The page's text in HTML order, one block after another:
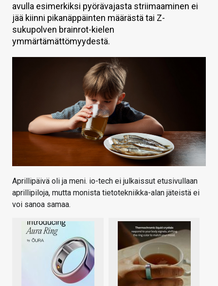
HINTA.FI
KAUPPA
VAIHDA TEEMA
avulla esimerkiksi pyörävajasta striimaaminen ei
jää kiinni pikanäppäinten määrästä tai Z-
sukupolven brainrot-kielen
ymmärtämättömyydestä.
Aprillipäivä oli ja meni. io-tech ei julkaissut etusivullaan
aprillipiloja, mutta monista tietotekniikka-alan jäteistä ei
voi sanoa samaa.